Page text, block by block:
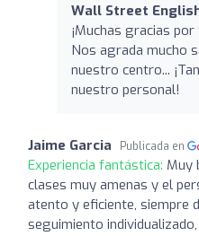
Wall Street
¡Muchas gracias
Nos agrada mucho
nuestro centro...
nuestro personal!
Jaime Garcia Publicada en
Experiencia fantástica: Muy
clases muy amenas y el
atento y eficiente, siempre
seguimiento